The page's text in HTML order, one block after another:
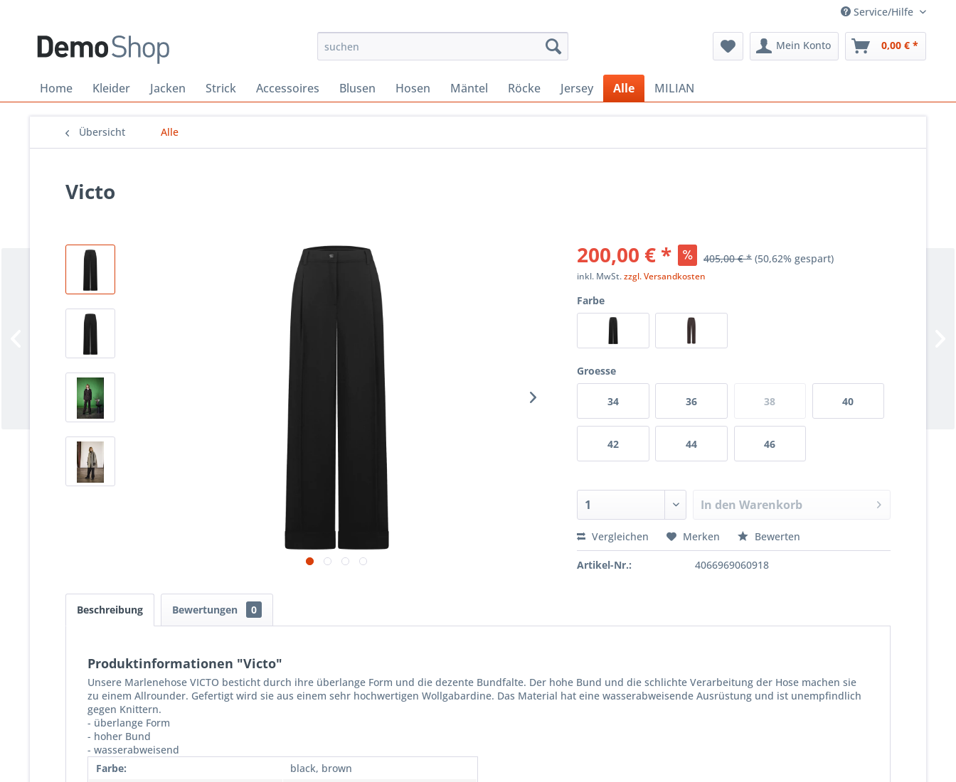
Service/Hilfe
Mein Konto 0,00 € *
Home Kleider Jacken Strick Accessoires Blusen Hosen Mäntel Röcke Jersey Alle MILIAN
Übersicht Alle
Victo
200,00 € * 405,00 € * (50,62% gespart)
inkl. MwSt.zzgl. Versandkosten
Farbe
Groesse
34 36 38 40
42 44 46
In den Warenkorb
Vergleichen Merken Bewerten
Artikel-Nr.: 4066969060918
Beschreibung Bewertungen 0
Produktinformationen "Victo"
Unsere Marlenehose VICTO besticht durch ihre überlange Form und die dezente Bundfalte. Der hohe Bund und die schlichte Verarbeitung der Hose machen sie
zu einem Allrounder. Gefertigt wird sie aus einem sehr hochwertigen Wollgabardine. Das Material hat eine wasserabweisende Ausrüstung und ist unempfindlich
gegen Knittern.
- überlange Form
- hoher Bund
- wasserabweisend
Farbe:
black, brown